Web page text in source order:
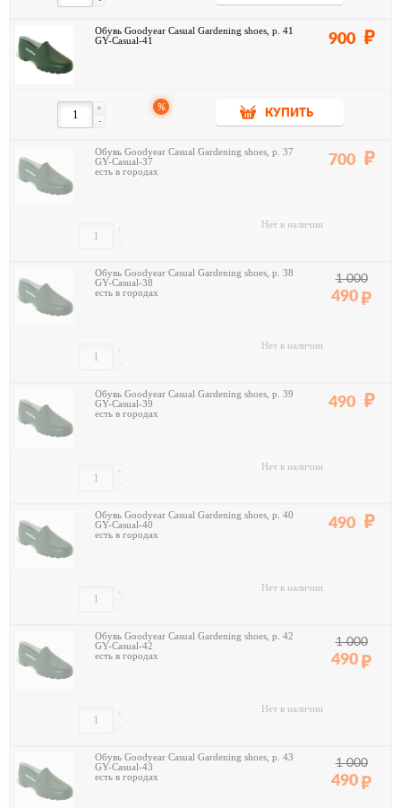
Обувь Goodyear Casual Gardening shoes, р. 41
GY-Casual-41
900
-
+ %
КУПИТЬ
Обувь Goodyear Casual Gardening shoes, р. 37
GY-Casual-37
есть в городах
700
-
+ Нет в наличии
Обувь Goodyear Casual Gardening shoes, р. 38
GY-Casual-38
есть в городах
1 000
490
-
+ Нет в наличии
Обувь Goodyear Casual Gardening shoes, р. 39
GY-Casual-39
есть в городах
490
-
+ Нет в наличии
Обувь Goodyear Casual Gardening shoes, р. 40
GY-Casual-40
есть в городах
490
-
+ Нет в наличии
Обувь Goodyear Casual Gardening shoes, р. 42
GY-Casual-42
есть в городах
1 000
490
-
+ Нет в наличии
Обувь Goodyear Casual Gardening shoes, р. 43
GY-Casual-43
есть в городах
1 000
490